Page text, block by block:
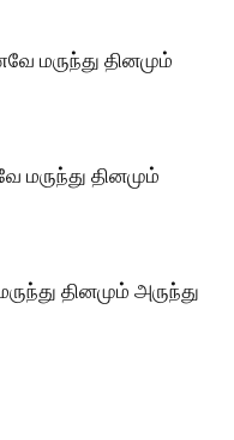
மருந்து தினமும்
தினமும்
தினமும் அருந்து